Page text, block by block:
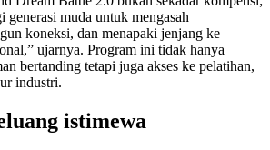
generasi muda untuk mengasah
koneksi, dan menapaki jenjang ke
ujarnya. Program ini tidak hanya
bertanding tetapi juga akses ke pelatihan,
industri.
istimewa